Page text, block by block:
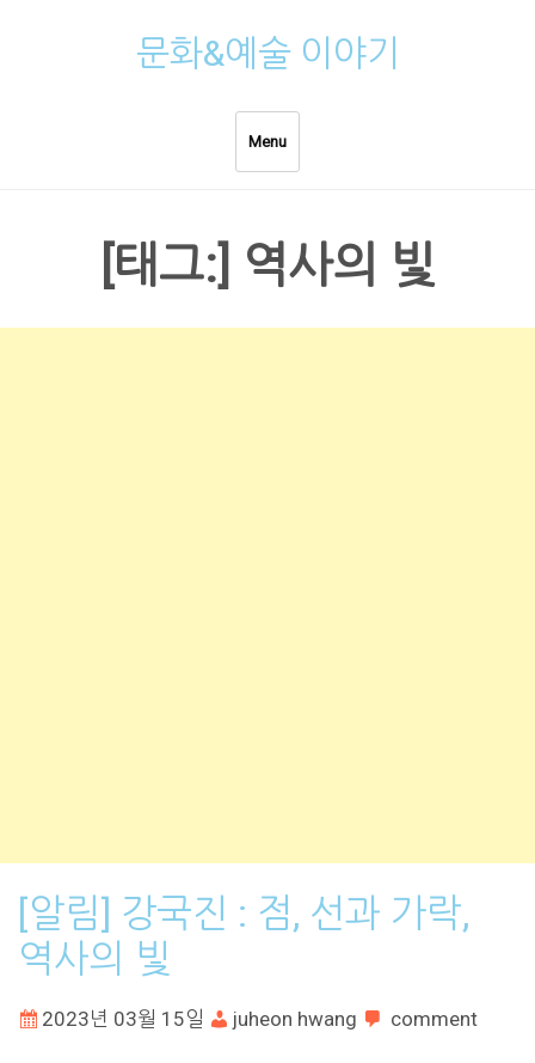
문화&예술 이야기
Menu
[태그:] 역사의 빛
[알림] 강국진 : 점, 선과 가락,
역사의 빛
2023년 03월 15일 juheon hwang comment